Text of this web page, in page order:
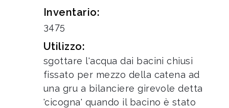
Inventario:
3475
Utilizzo:
sgottare l'acqua dai bacini chiusi
fissato per mezzo della catena ad
una gru a bilanciere girevole detta
'cicogna' quando il bacino è stato